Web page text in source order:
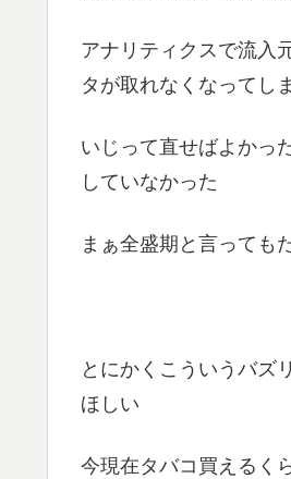
アナリティクスで流入
タが取れなくなってし
いじって直せばよかっ
していなかった
まぁ全盛期と言っても
とにかくこういうバズ
ほしい
今現在タバコ買えるく